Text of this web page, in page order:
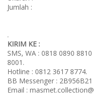
Jumlah :
.
KIRIM KE :
SMS, WA : 0818 0890
8001.
Hotline : 0812 3617 8774.
BB Messenger :
Email :